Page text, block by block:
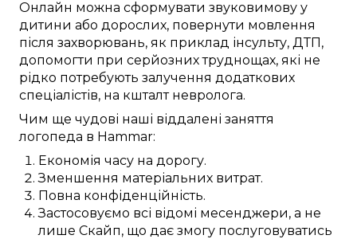
Онлайн можна сформувати звуковимову у
дитини або дорослих, повернути мовлення
після захворювань, як приклад інсульту, ДТП,
допомогти при серйознихтруднощах, які не
рідко потребують залучення додаткових
спеціалістів, на кшталт невролога.
Чим ще чудові наші віддалені заняття
логопеда в Hammar:
Економія часу на дорогу.
Зменшення матеріальних витрат.
Повна конфіденційність.
Застосовуємо всі відомі месенджери, а не
лише Скайп, що дає змогу послуговуватись